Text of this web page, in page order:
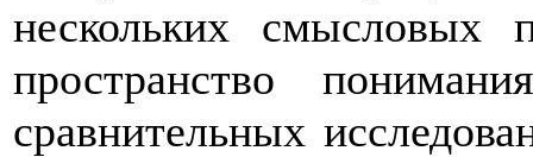
нескольких смысловых
пространство
сравнительных